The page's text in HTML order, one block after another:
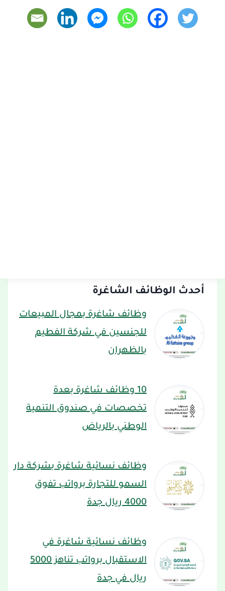
أحدث الوظائف الشاغرة
وظائف شاغرة بمجال المبيعات
للجنسين في شركة الفطيم
بالظهران
10 وظائف شاغرة بعدة
تخصصات في صندوق التنمية
الوطني بالرياض
وظائف نسائية شاغرة بشركة دار
السمو للتجارة برواتب تفوق
4000 ريال جدة
وظائف نسائية شاغرة في
الاستقبال برواتب تناهز 5000
ريال في جدة